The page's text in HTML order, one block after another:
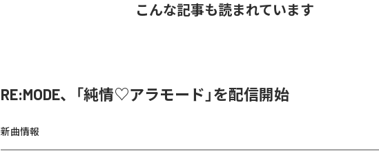
こんな記事も読まれています
RE:MODE、「純情♡アラモード」を配信開始
新曲情報